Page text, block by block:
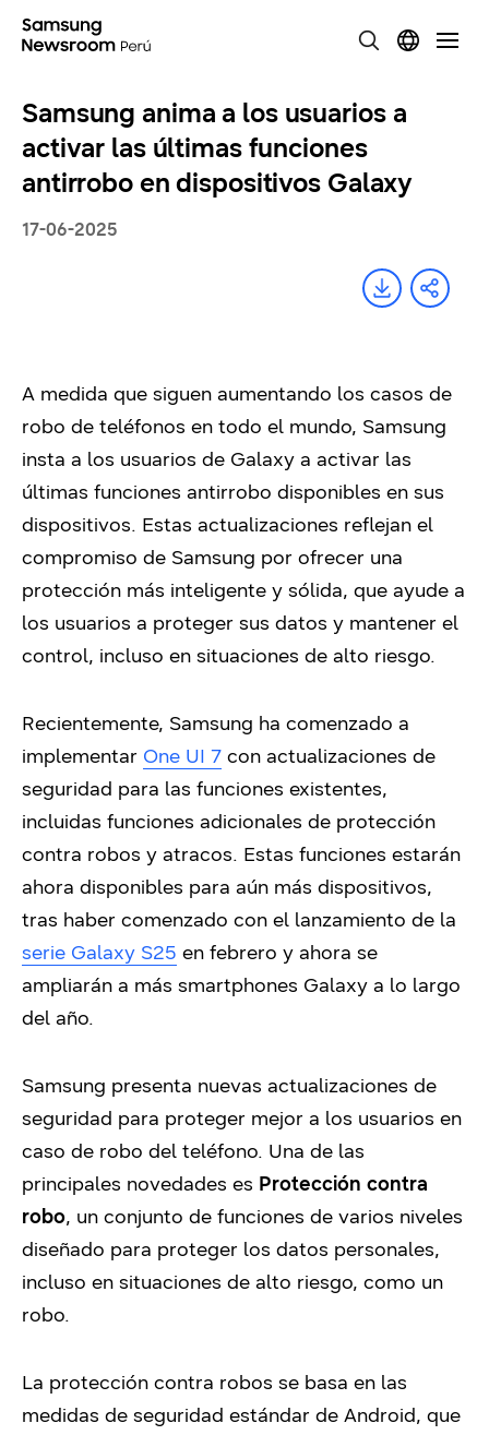
Samsung anima a los usuarios a
activar las últimas funciones
antirrobo en dispositivos Galaxy
17-06-2025
A medida que siguen aumentando los casos de
robo de teléfonos en todo el mundo, Samsung
insta a los usuarios de Galaxy a activar las
últimas funciones antirrobo disponibles en sus
dispositivos. Estas actualizaciones reflejan el
compromiso de Samsung por ofrecer una
protección más inteligente y sólida, que ayude a
los usuarios a proteger sus datos y mantener el
control, incluso en situaciones de alto riesgo.
Recientemente, Samsung ha comenzado a
implementar One UI 7 con actualizaciones de
seguridad para las funciones existentes,
incluidas funciones adicionales de protección
contra robos y atracos. Estas funciones estarán
ahora disponibles para aún más dispositivos,
tras haber comenzado con el lanzamiento de la
serie Galaxy S25 en febrero y ahora se
ampliarán a más smartphones Galaxy a lo largo
del año.
Samsung presenta nuevas actualizaciones de
seguridad para proteger mejor a los usuarios en
caso de robo del teléfono. Una de las
principales novedades es Protección contra
robo, un conjunto de funciones de varios niveles
diseñado para proteger los datos personales,
incluso en situaciones de alto riesgo, como un
robo.
La protección contra robos se basa en las
medidas de seguridad estándar de Android, que